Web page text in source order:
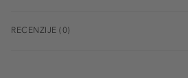
RECENZIJE (0)